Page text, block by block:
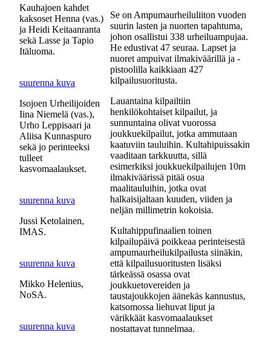
Kauhajoen kahdet
kaksoset Henna (vas.)
ja Heidi Keitaanranta
sekä Lasse ja Tapio
Itäluoma.
suurenna kuva
Isojoen Urheilijoiden
Iina Niemelä (vas.),
Urho Leppisaari ja
Aliisa Kunnaspuro
sekä jo perinteeksi
tulleet
kasvomaalaukset.
suurenna kuva
Jussi Ketolainen,
IMAS.
suurenna kuva
Mikko Helenius,
NoSA.
suurenna kuva
Se on Ampumaurheiluliiton vuoden
suurin lasten ja nuorten tapahtuma,
johon osallistui 338 urheiluampujaa.
He edustivat 47 seuraa. Lapset ja
nuoret ampuivat ilmakiväärillä ja -
pistoolilla kaikkiaan 427
kilpailusuoritusta.
Lauantaina kilpailtiin
henkilökohtaiset kilpailut, ja
sunnuntaina olivat vuorossa
joukkuekilpailut, jotka ammutaan
kaatuviin tauluihin. Kultahipuissakin
vaaditaan tarkkuutta, sillä
esimerkiksi joukkuekilpailujen 10m
ilmakiväärissä pitää osua
maalitauluihin, jotka ovat
halkaisijaltaan kuuden, viiden ja
neljän millimetrin kokoisia.
Kultahippufinaalien toinen
kilpailupäivä poikkeaa perinteisestä
ampumaurheilukilpailusta siinäkin,
että kilpailusuoritusten lisäksi
tärkeässä osassa ovat
joukkuetovereiden ja
taustajoukkojen äänekäs kannustus,
katsomossa liehuvat liput ja
värikkäät kasvomaalaukset
nostattavat tunnelmaa.